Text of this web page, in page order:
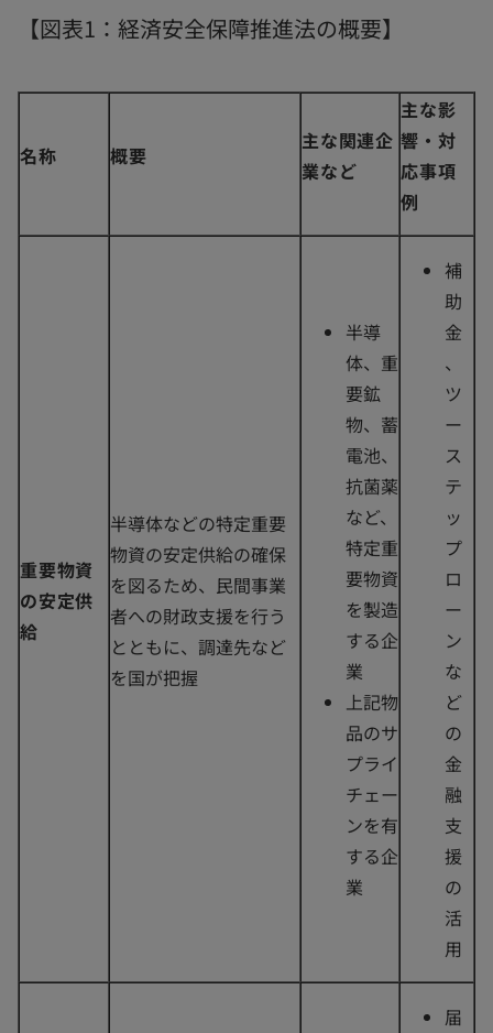
【図表1：経済安全保障推進法の概要】
名称 概要
主な関連企
業など
主な影
響・対
応事項
例
重要物資
の安定供
給
半導体などの特定重要
物資の安定供給の確保
を図るため、民間事業
者への財政支援を行う
とともに、調達先など
を国が把握
半導
体、重
要鉱
物、蓄
電池、
抗菌薬
など、
特定重
要物資
を製造
する企
業
上記物
品のサ
プライ
チェー
ンを有
する企
業
補
助
金
、
ツ
ー
ス
テ
ッ
プ
ロ
ー
ン
な
ど
の
金
融
支
援
の
活
用
届